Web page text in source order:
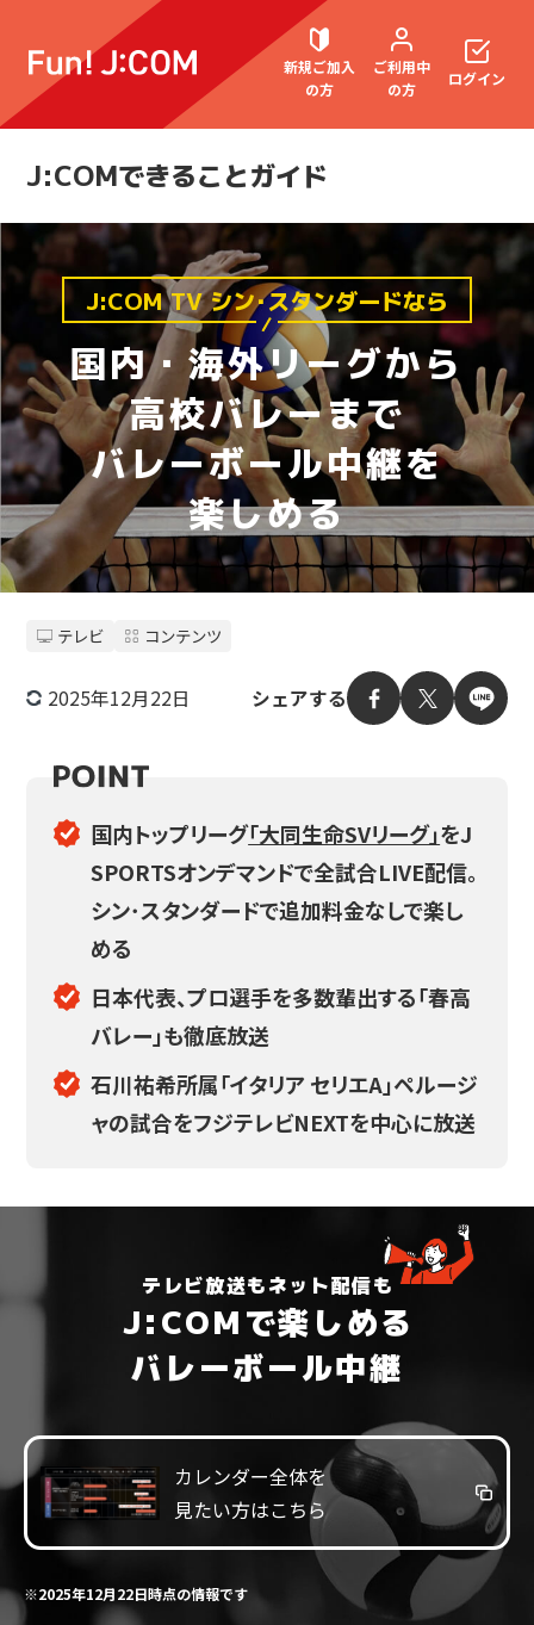
新規ご加入
の方
ご利用中
の方
お困りごと解決・よくあるご質問
ウェブメール マガジン
ログイン
J:COMできることガイド
J:COM TV シン･スタンダードなら
国内・海外リーグから
高校バレーまで
バレーボール中継を
楽しめる
テレビ コンテンツ
2025年12月22日 シェアする
国内トップリーグ「大同生命SVリーグ」をJ
SPORTSオンデマンドで全試合LIVE配信。
シン･スタンダードで追加料金なしで楽し
める
日本代表、プロ選手を多数輩出する「春高
バレー」も徹底放送
石川祐希所属「イタリア セリエA」ペルージ
ャの試合をフジテレビNEXTを中心に放送
テレビ放送もネット配信も
J:COMで楽しめる
バレーボール中継
カレンダー全体を
見たい方はこちら
※2025年12月22日時点の情報です